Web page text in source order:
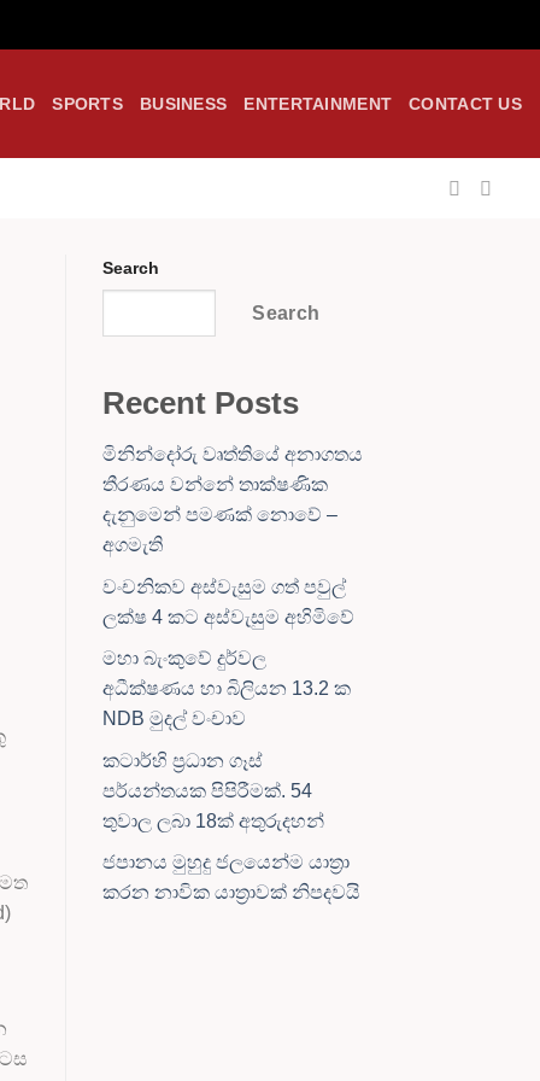
SPORTS BUSINESS ENTERTAINMENT CONTACT US
Search
Search
Recent Posts
මිනින්දෝරු වෘත්තියේ අනාගතය
තීරණය වන්නේ තාක්ෂණික
දැනුමෙන් පමණක් නොවේ –
අගමැති
වංචනිකව අස්වැසුම ගත් පවුල්
ලක්ෂ 4 කට අස්වැසුම අහිමිවේ
මහා බැංකුවේ දුර්වල
අධීක්ෂණය හා බිලියන 13.2 ක
NDB මුදල් වංචාව
කටාර්හි ප්‍රධාන ගෑස්
පර්යන්තයක පිපිරීමක්. 54
තුවාල ලබා 18ක් අතුරුදහන්
ජපානය මුහුදු ජලයෙන්ම යාත්‍රා
කරන නාවික යාත්‍රාවක් නිපදවයි